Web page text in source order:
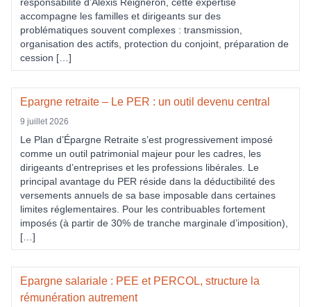
accompagne les familles et dirigeants sur des
problématiques souvent complexes : transmission,
organisation des actifs, protection du conjoint, préparation de
cession […]
Epargne retraite – Le PER : un outil devenu central
9 juillet 2026
Le Plan d’Épargne Retraite s’est progressivement imposé
comme un outil patrimonial majeur pour les cadres, les
dirigeants d’entreprises et les professions libérales. Le
principal avantage du PER réside dans la déductibilité des
versements annuels de sa base imposable dans certaines
limites réglementaires. Pour les contribuables fortement
imposés (à partir de 30% de tranche marginale d’imposition),
[…]
Epargne salariale : PEE et PERCOL, structure la
rémunération autrement